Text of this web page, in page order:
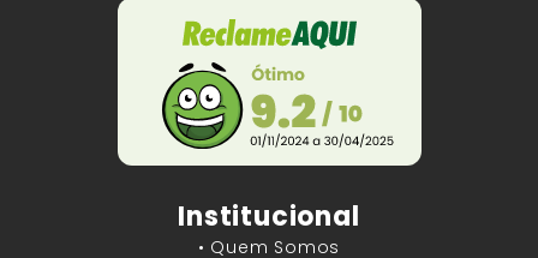
Institucional
• Quem Somos